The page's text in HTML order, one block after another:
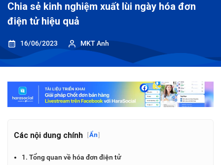
Chia sẻ kinh nghiệm xuất lùi ngày hóa đơn
điện tử hiệu quả
16/06/2023 MKT Anh
Các nội dung chính [Ẩn]
1. Tổng quan về hóa đơn điện tử